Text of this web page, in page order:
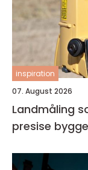
inspiration
07. August 2026
Landmåling
presise